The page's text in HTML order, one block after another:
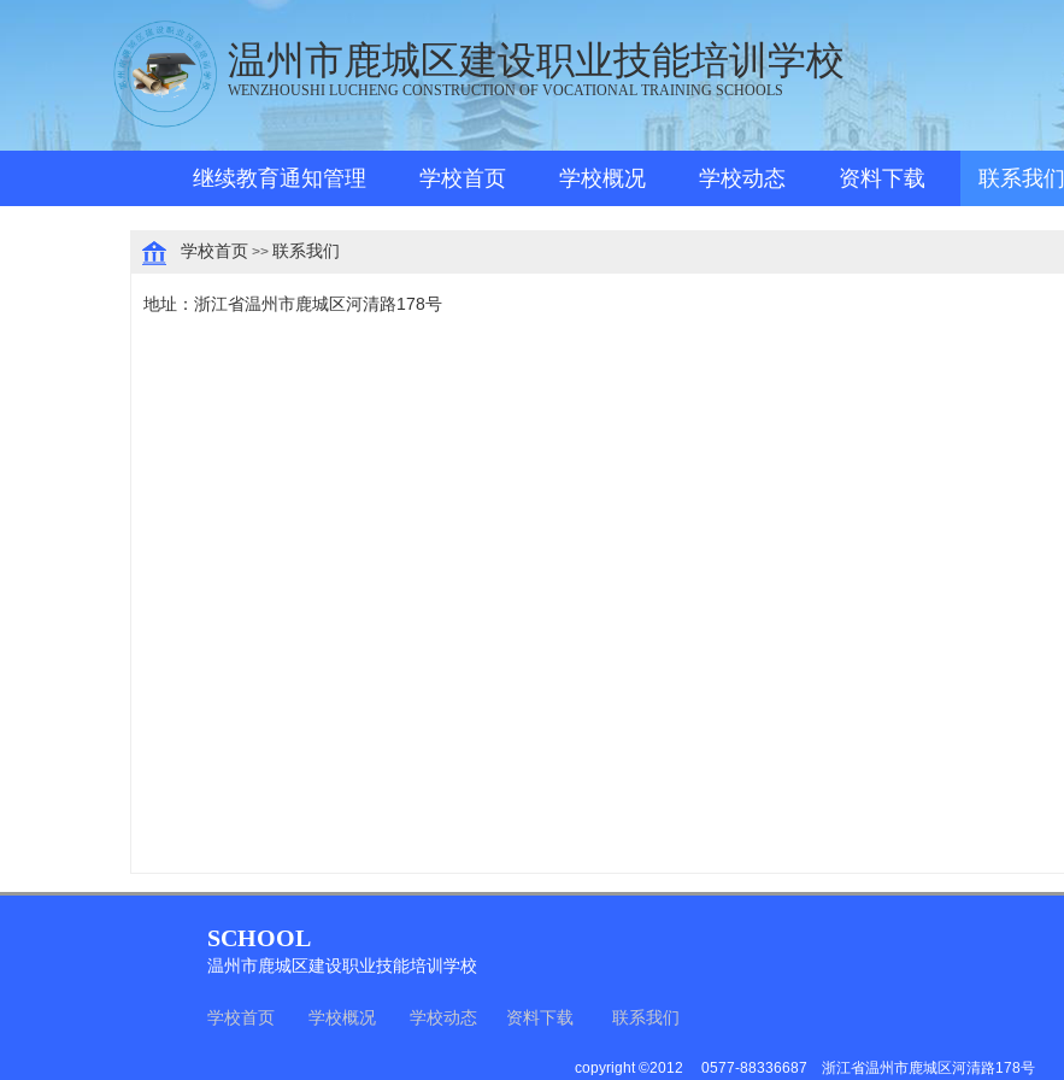
温州市鹿城区建设职业技能培训学校
WENZHOUSHI LUCHENG CONSTRUCTION OF VOCATIONAL TRAINING SCHOOLS
继续教育通知管理 学校首页 学校概况 学校动态 资料下载 联系我们
学校首页 >> 联系我们
地址：浙江省温州市鹿城区河清路178号
SCHOOL
温州市鹿城区建设职业技能培训学校
学校首页 学校概况 学校动态 资料下载 联系我们
copyright ©2012 0577-88336687 浙江省温州市鹿城区河清路178号